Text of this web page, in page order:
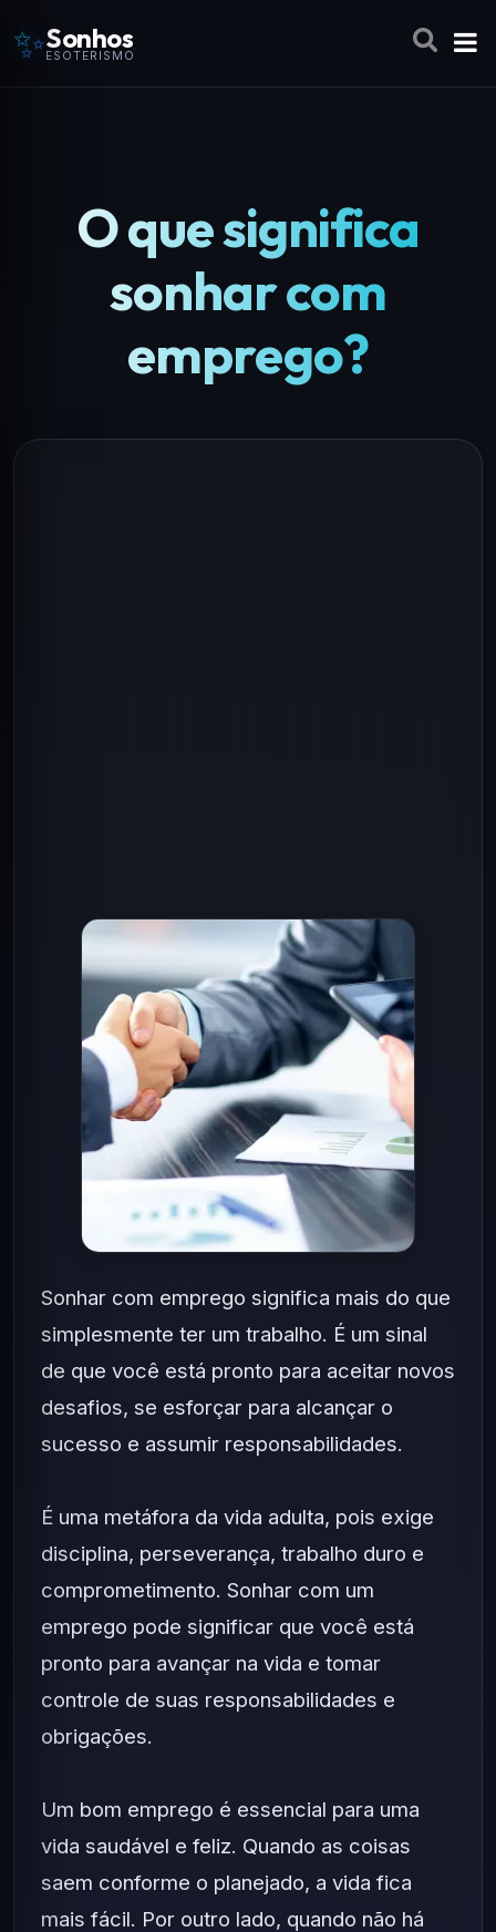
✨Sonhos
ESOTERISMO
O que significa
sonhar com
emprego?
Sonhar com emprego significa mais do que
simplesmente ter um trabalho. É um sinal
de que você está pronto para aceitar novos
desafios, se esforçar para alcançar o
sucesso e assumir responsabilidades.
É uma metáfora da vida adulta, pois exige
disciplina, perseverança, trabalho duro e
comprometimento. Sonhar com um
emprego pode significar que você está
pronto para avançar na vida e tomar
controle de suas responsabilidades e
obrigações.
Um bom emprego é essencial para uma
vida saudável e feliz. Quando as coisas
saem conforme o planejado, a vida fica
mais fácil. Por outro lado, quando não há